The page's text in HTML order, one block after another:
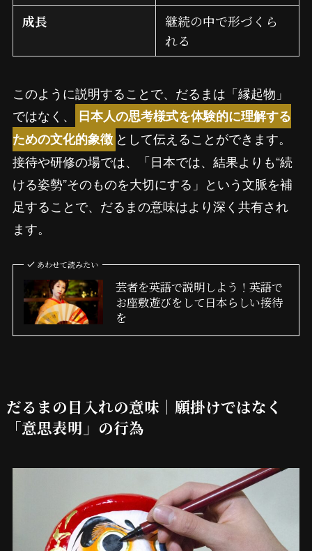
成長
継続の中で形づくら
れる
このように説明することで、だるまは「縁起物」
ではなく、
日本人の思考様式を体験的に理解する
ための文化的象徴 として伝えることができます。
接待や研修の場では、「日本では、結果よりも“続
ける姿勢”そのものを大切にする」という文脈を補
足することで、だるまの意味はより深く共有され
ます。
あわせて読みたい
芸者を英語で説明しよう！英語で
お座敷遊びをして日本らしい接待
を
だるまの目入れの意味｜願掛けではなく
「意思表明」の行為